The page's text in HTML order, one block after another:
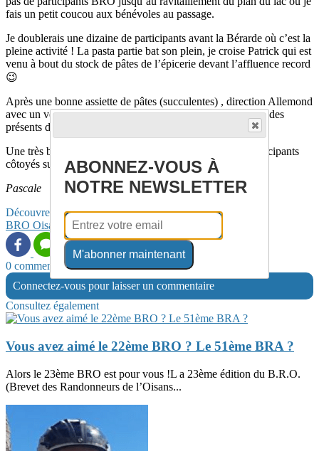
fais un petit coucou aux bénévoles au passage.
Je doublerais une dizaine de participants avant la Bérarde où c’est la
pleine activité ! La pasta partie bat son plein, je croise Patrick qui est
venu à bout du stock de pâtes de l’épicerie devant l’affluence record
😉
Après une bonne assiette de pâtes (succulentes) , direction Allemond
avec un vent de face bien présent où je retrouve les camarades
présents depuis l’aube qui accueillent les derniers arrivants.
Une très belle journée en Oisans. Tous les retours des participants
côtoyés sur la route étaient très positifs.
Pascale
Découvrez davantage d'articles sur ces thèmes :
BRO Oisans bénévolat
0 commentaire(s)
Connectez-vous pour laisser un commentaire
Consultez également
Vous avez aimé le 22ème BRO ? Le 51ème BRA ?
Alors le 23ème BRO est pour vous !L a 23ème édition du B.R.O.
(Brevet des Randonneurs de l’Oisans...
ABONNEZ-VOUS À
NOTRE NEWSLETTER
M'abonner maintenant